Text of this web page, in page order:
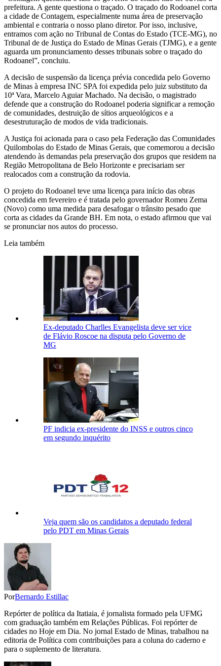
prefeitura. A gente questiona o traçado. O traçado do Rodoanel corta
a cidade de Contagem, especialmente numa área de preservação
ambiental e contraria o nosso plano diretor. Por isso, inclusive,
entramos com ação no Tribunal de Contas do Estado (TCE-MG), no
Tribunal de de Justiça do Estado de Minas Gerais (TJMG), e a gente
aguarda um pronunciamento desses tribunais sobre o traçado do
Rodoanel”, concluiu.
A decisão de suspensão da licença prévia concedida pelo Governo
de Minas à empresa INC SPA foi expedida pelo juiz substituto da
10ª Vara, Marcelo Aguiar Machado. Na decisão, o magistrado
defende que a construção do Rodoanel poderia significar a remoção
de comunidades, destruição de sítios arqueológicos e a
desestruturação de modos de vida tradicionais.
A Justiça foi acionada para o caso pela Federação das Comunidades
Quilombolas do Estado de Minas Gerais, que comemorou a decisão
atendendo às demandas pela preservação dos grupos que residem na
Região Metropolitana de Belo Horizonte e precisariam ser
realocados com a construção da rodovia.
O projeto do Rodoanel teve uma licença para início das obras
concedida em fevereiro e é tratada pelo governador Romeu Zema
(Novo) como uma medida para desafogar o trânsito pesado que
corta as cidades da Grande BH. Em nota, o estado afirmou que vai
se pronunciar nos autos do processo.
Leia também
Ex-deputado Charlles Evangelista deve ser vice
de Flávio Roscoe na disputa pelo Governo de
MG
PF indicia ex-presidente do INSS e outros cinco
em segundo inquérito
Veja quem são os candidatos a deputado federal
pelo PDT em Minas Gerais
PorBernardo Estillac
Repórter de política da Itatiaia, é jornalista formado pela UFMG
com graduação também em Relações Públicas. Foi repórter de
cidades no Hoje em Dia. No jornal Estado de Minas, trabalhou na
editoria de Política com contribuições para a coluna do caderno e
para o suplemento de literatura.